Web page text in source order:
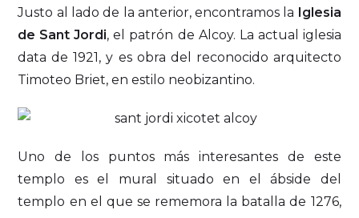
Justo al lado de la anterior, encontramos la Iglesia
de Sant Jordi, el patrón de Alcoy. La actual iglesia
data de 1921, y es obra del reconocido arquitecto
Timoteo Briet, en estilo neobizantino.
Uno de los puntos más interesantes de este
templo es el mural situado en el ábside del
templo en el que se rememora la batalla de 1276,